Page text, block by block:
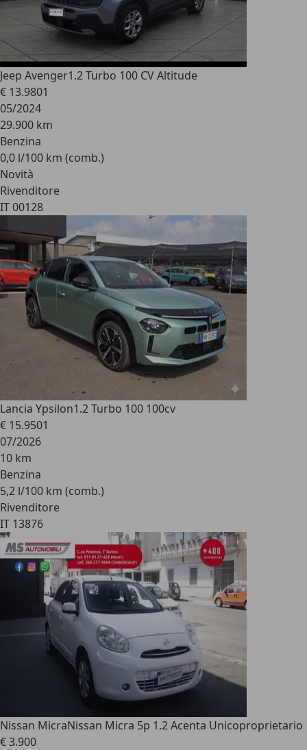
Jeep Avenger1.2 Turbo 100 CV Altitude
€ 13.9801
05/2024
29.900 km
Benzina
0,0 l/100 km (comb.)
Novità
Rivenditore
IT 00128
Lancia Ypsilon1.2 Turbo 100 100cv
€ 15.9501
07/2026
10 km
Benzina
5,2 l/100 km (comb.)
Rivenditore
IT 13876
Nissan MicraNissan Micra 5p 1.2 Acenta Unicoproprietario
€ 3.900